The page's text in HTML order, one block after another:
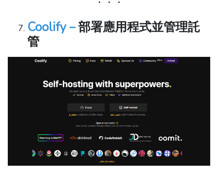
Coolify－部署應用程式並管理託
管